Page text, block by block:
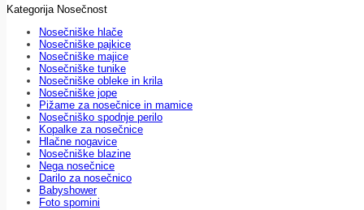
Kategorija Nosečnost
Nosečniške hlače
Nosečniške pajkice
Nosečniške majice
Nosečniške tunike
Nosečniške obleke in krila
Nosečniške jope
Pižame za nosečnice in mamice
Nosečniško spodnje perilo
Kopalke za nosečnice
Hlačne nogavice
Nosečniške blazine
Nega nosečnice
Darilo za nosečnico
Babyshower
Foto spomini